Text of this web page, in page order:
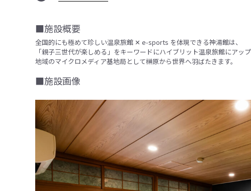
■施設概要
全国的にも極めて珍しい温泉旅館 ✕ e-sports を体現できる神湯館は、
「親子三世代が楽しめる」をキーワードにハイブリット温泉旅館にアップ
地域のマイクロメディア基地局として榊原から世界へ羽ばたきます。
■施設画像